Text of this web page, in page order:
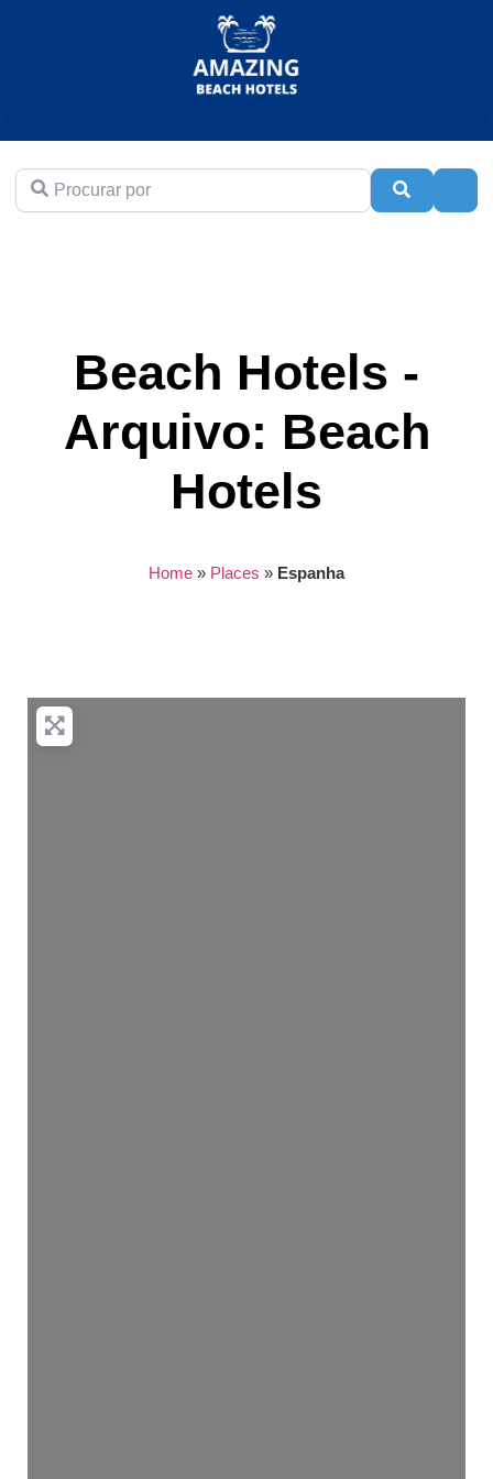
Procurar por
Beach Hotels -
Arquivo: Beach
Hotels
Home » Places » Espanha